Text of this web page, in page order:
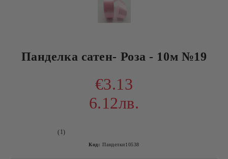
Панделка сатен- Розa - 10м №19
€3.13
6.12лв.
(1)
Код: Панделки10538